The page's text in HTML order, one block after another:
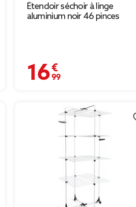
Étendoir séchoir à linge
aluminium noir 46 pinces
16,99 €